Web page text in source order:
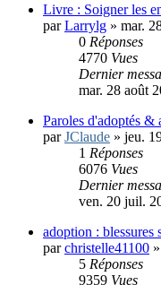
Livre : Soigner les
parLarrylg » mar.
0 Réponses
4770 Vues
Dernier
mar. 28 août
Paroles d'adoptés
parJClaude » jeu.
1 Réponses
6076 Vues
Dernier
ven. 20 juil.
adoption : blessures
parchristelle41100 »
5 Réponses
9359 Vues